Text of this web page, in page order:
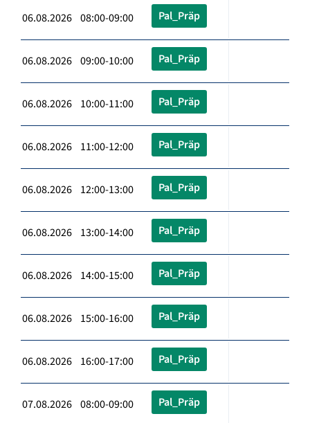
06.08.2026 08:00-09:00 Pal_Präp
06.08.2026 09:00-10:00 Pal_Präp
06.08.2026 10:00-11:00 Pal_Präp
06.08.2026 11:00-12:00 Pal_Präp
06.08.2026 12:00-13:00 Pal_Präp
06.08.2026 13:00-14:00 Pal_Präp
06.08.2026 14:00-15:00 Pal_Präp
06.08.2026 15:00-16:00 Pal_Präp
06.08.2026 16:00-17:00 Pal_Präp
07.08.2026 08:00-09:00 Pal_Präp